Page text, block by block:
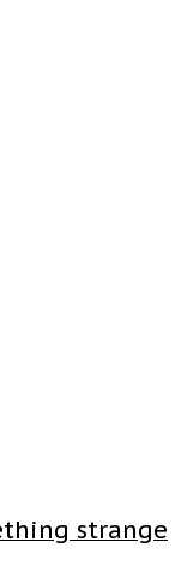
strange